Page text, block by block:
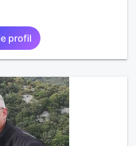
profil